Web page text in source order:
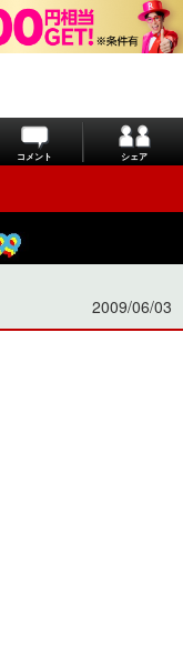
コメント シェア
2009/06/03